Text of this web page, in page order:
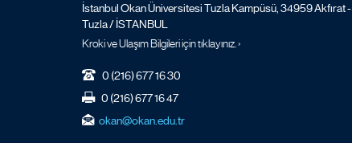
İstanbul Okan Üniversitesi Tuzla Kampüsü, 34959 Akfırat -
Tuzla / İSTANBUL
Kroki ve Ulaşım Bilgileri için tıklayınız. ›
0 (216) 677 16 30
0 (216) 677 16 47
okan@okan.edu.tr